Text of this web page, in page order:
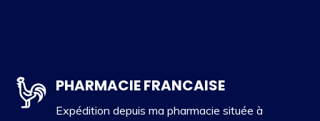
PHARMACIE FRANCAISE
Expédition depuis ma pharmacie située à